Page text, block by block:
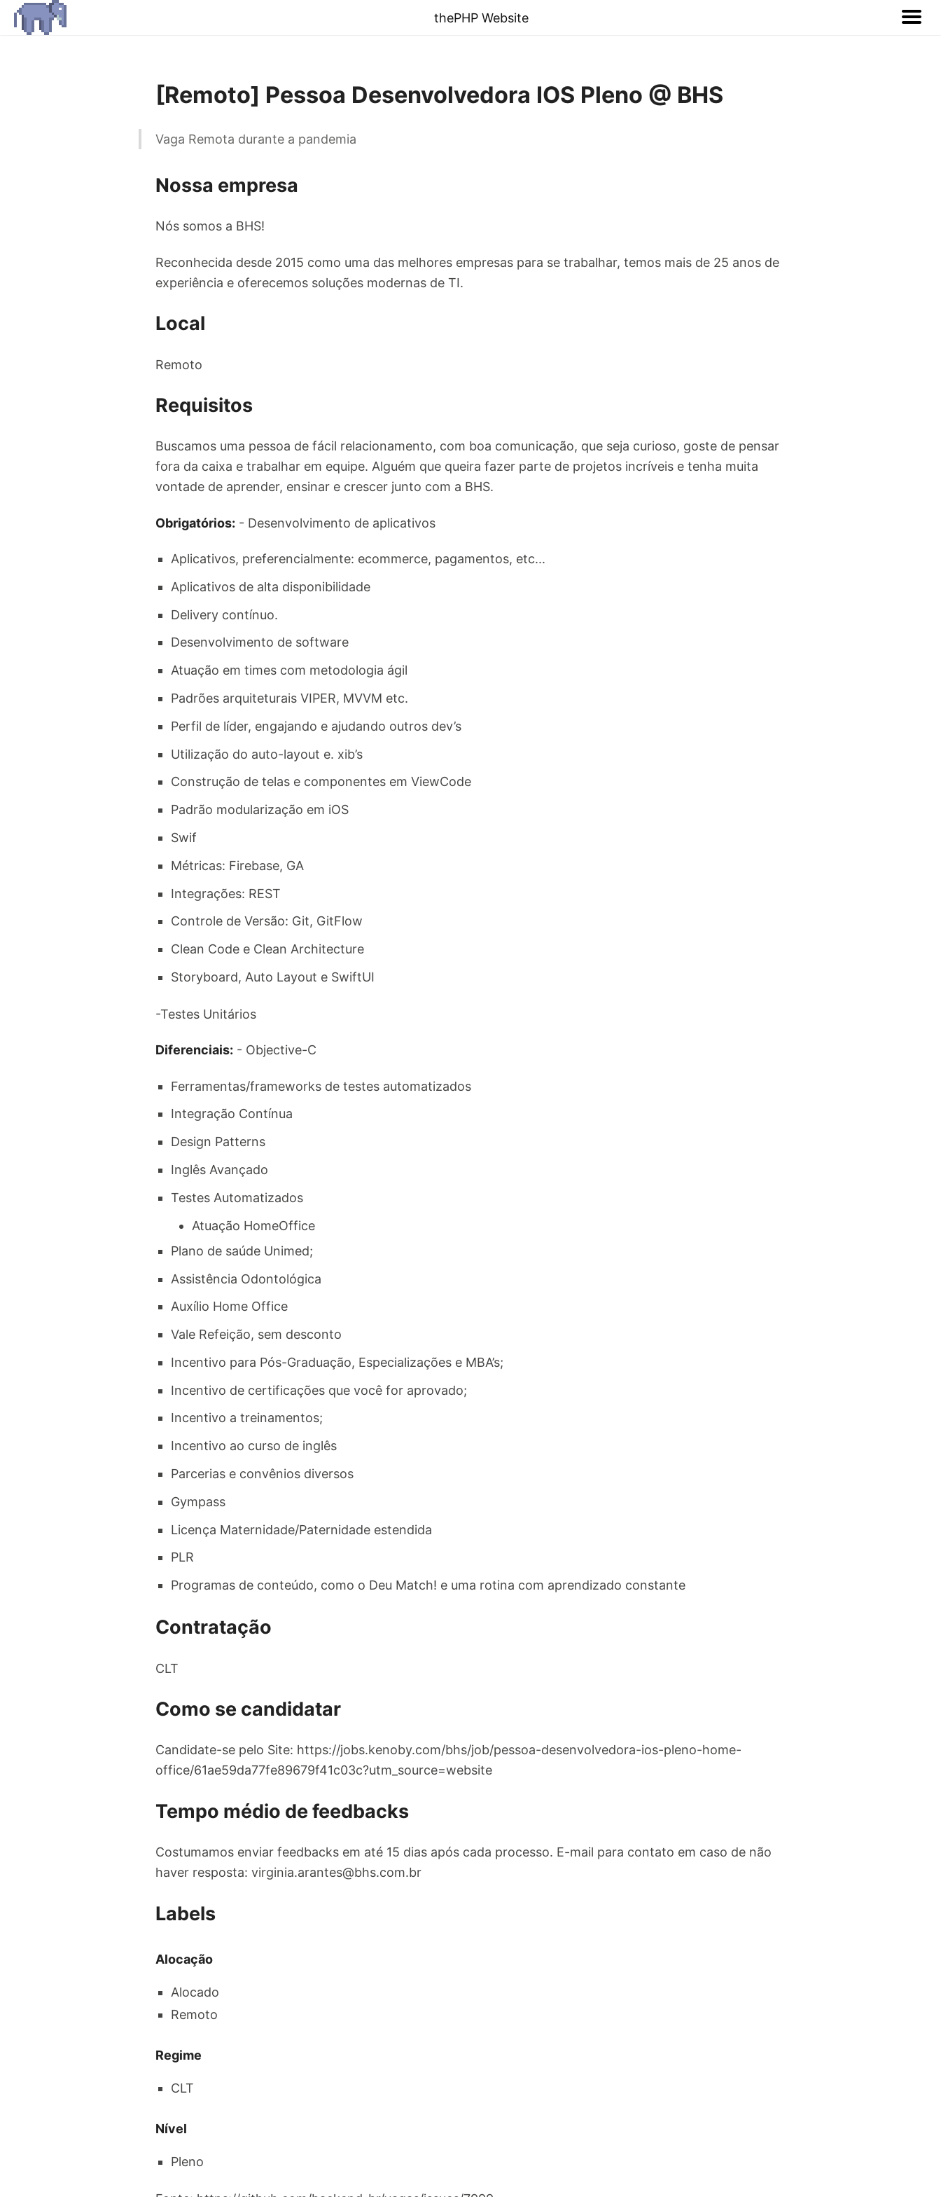
thePHP Website
[Remoto] Pessoa Desenvolvedora IOS Pleno @ BHS
Vaga Remota durante a pandemia
Nossa empresa
Nós somos a BHS!
Reconhecida desde 2015 como uma das melhores empresas para se trabalhar, temos mais de 25 anos de
experiência e oferecemos soluções modernas de TI.
Local
Remoto
Requisitos
Buscamos uma pessoa de fácil relacionamento, com boa comunicação, que seja curioso, goste de pensar
fora da caixa e trabalhar em equipe. Alguém que queira fazer parte de projetos incríveis e tenha muita
vontade de aprender, ensinar e crescer junto com a BHS.
Obrigatórios: - Desenvolvimento de aplicativos
Aplicativos, preferencialmente: ecommerce, pagamentos, etc...​
Aplicativos de alta disponibilidade
Delivery contínuo.​
Desenvolvimento de software
Atuação em times com metodologia ágil
Padrões arquiteturais VIPER, MVVM etc.
Perfil de líder, engajando e ajudando outros dev’s
Utilização do auto-layout e. xib’s
Construção de telas e componentes em ViewCode
Padrão modularização em iOS
Swif​
Métricas: Firebase, GA
Integrações: REST​
Controle de Versão: Git, GitFlow​
Clean Code e Clean Architecture​
Storyboard, Auto Layout e SwiftUI​
-Testes Unitários​
Diferenciais: - Objective-C​
Ferramentas/frameworks de testes automatizados​
Integração Contínua​
Design Patterns​
Inglês Avançado​
Testes Automatizados
Atuação HomeOffice
Plano de saúde Unimed;
Assistência Odontológica
Auxílio Home Office
Vale Refeição, sem desconto
Incentivo para Pós-Graduação, Especializações e MBA’s;
Incentivo de certificações que você for aprovado;
Incentivo a treinamentos;
Incentivo ao curso de inglês
Parcerias e convênios diversos
Gympass
Licença Maternidade/Paternidade estendida
PLR
Programas de conteúdo, como o Deu Match! e uma rotina com aprendizado constante
Contratação
CLT
Como se candidatar
Candidate-se pelo Site: https://jobs.kenoby.com/bhs/job/pessoa-desenvolvedora-ios-pleno-home-
office/61ae59da77fe89679f41c03c?utm_source=website
Tempo médio de feedbacks
Costumamos enviar feedbacks em até 15 dias após cada processo. E-mail para contato em caso de não
haver resposta: virginia.arantes@bhs.com.br
Labels
Alocação
Alocado
Remoto
Regime
CLT
Nível
Pleno